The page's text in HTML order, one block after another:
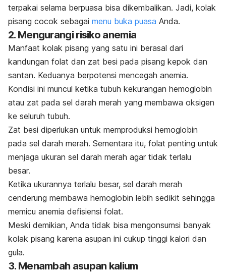
terpakai selama berpuasa bisa dikembalikan. Jadi, kolak
pisang cocok sebagai menu buka puasa Anda.
2. Mengurangi risiko anemia
Manfaat kolak pisang yang satu ini berasal dari
kandungan folat dan zat besi pada pisang kepok dan
santan. Keduanya berpotensi mencegah anemia.
Kondisi ini muncul ketika tubuh kekurangan hemoglobin
atau zat pada sel darah merah yang membawa oksigen
ke seluruh tubuh.
Zat besi diperlukan untuk memproduksi hemoglobin
pada sel darah merah. Sementara itu, folat penting untuk
menjaga ukuran sel darah merah agar tidak terlalu
besar.
Ketika ukurannya terlalu besar, sel darah merah
cenderung membawa hemoglobin lebih sedikit sehingga
memicu anemia defisiensi folat.
Meski demikian, Anda tidak bisa mengonsumsi banyak
kolak pisang karena asupan ini cukup tinggi kalori dan
gula.
3. Menambah asupan kalium